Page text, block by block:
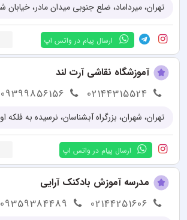
ارسال پیام در واتس اپ
آموزشگاه نقاشی آرت لند
02144315524
09399856156
ارسال پیام در واتس اپ
مدرسه آموزش بادکنک آرایی
02144251606
09359384489